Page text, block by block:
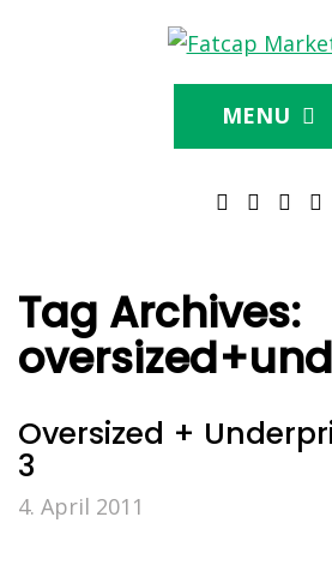
MENU
Tag Archives:
Oversized +
3
4. April 2011